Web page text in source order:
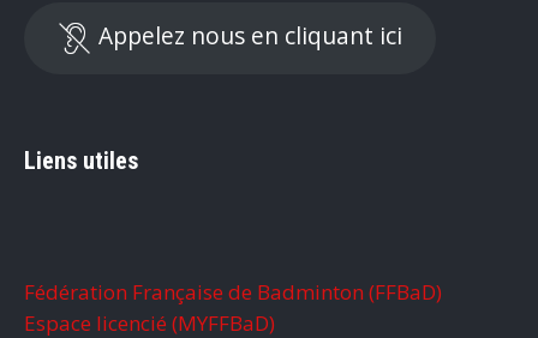
Appelez nous en cliquant ici
Liens utiles
Fédération Française de Badminton (FFBaD)
Espace licencié (MYFFBaD)